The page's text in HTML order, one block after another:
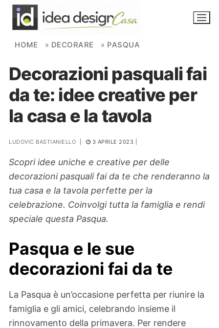
Skip to content
NOVITÀ
AMBIENTI
FAI DA TE
PIANTE
Ortaggio
Search for:
HOME » DECORARE » PASQUA
Decorazioni pasquali fai
da te: idee creative per
la casa e la tavola
LUDOVIC BASTIANIELLO 3 APRILE 2023
Scopri idee uniche e creative per delle
decorazioni pasquali fai da te che renderanno la
tua casa e la tavola perfette per la
celebrazione. Coinvolgi tutta la famiglia e rendi
speciale questa Pasqua.
Pasqua e le sue
decorazioni fai da te
La Pasqua è un’occasione perfetta per riunire la
famiglia e gli amici, celebrando insieme il
rinnovamento della primavera. Per rendere